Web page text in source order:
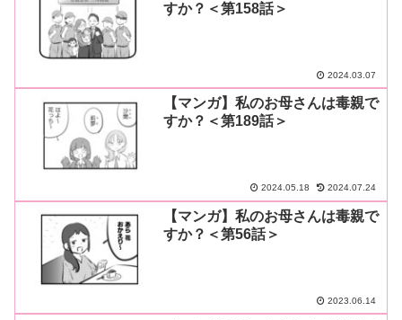
すか？＜第158話＞
2024.03.07
【マンガ】私のお母さんは毒親で
すか？＜第189話＞
2024.05.18 2024.07.24
【マンガ】私のお母さんは毒親で
すか？＜第56話＞
2023.06.14